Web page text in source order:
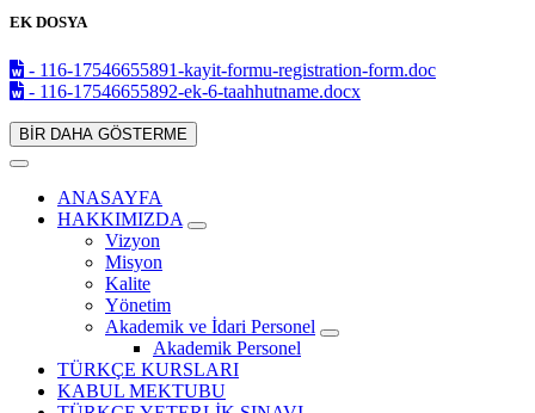
EK DOSYA
- 116-17546655891-kayit-formu-registration-form.doc
- 116-17546655892-ek-6-taahhutname.docx
BİR DAHA GÖSTERME
ANASAYFA
HAKKIMIZDA
Vizyon
Misyon
Kalite
Yönetim
Akademik ve İdari Personel
Akademik Personel
TÜRKÇE KURSLARI
KABUL MEKTUBU